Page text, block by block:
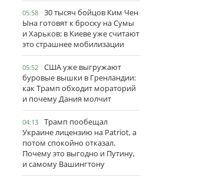
05:58
30 тысяч бойцов Ким Чен
Ына готовят к броску на Сумы
и Харьков: в Киеве уже считают
это страшнее мобилизации
05:52
США уже выгружают
буровые вышки в Гренландии:
как Трамп обходит мораторий
и почему Дания молчит
04:13
Трамп пообещал
Украине лицензию на Patriot, а
потом спокойно отказал.
Почему это выгодно и Путину,
и самому Вашингтону